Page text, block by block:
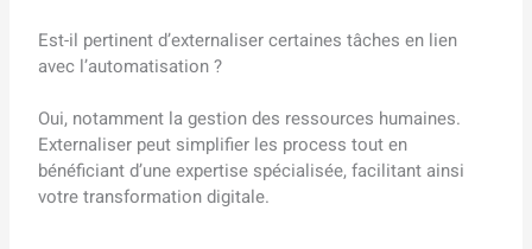
Est-il pertinent d’externaliser certaines tâches en lien
avec l’automatisation ?
Oui, notamment la gestion des ressources humaines.
Externaliser peut simplifier les process tout en
bénéficiant d’une expertise spécialisée, facilitant ainsi
votre transformation digitale.